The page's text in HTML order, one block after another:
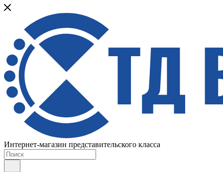
Интернет-магазин представительского класса